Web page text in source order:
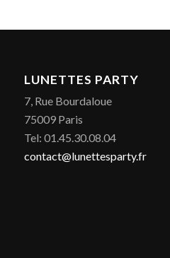
LUNETTES PARTY
7, Rue Bourdaloue
75009 Paris
Tel: 01.45.30.08.04
contact@lunettesparty.fr